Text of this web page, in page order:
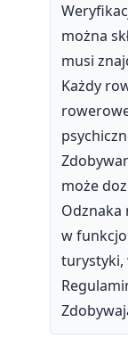
można
musi
Każdy
może
Odznaka
w
turystyki,